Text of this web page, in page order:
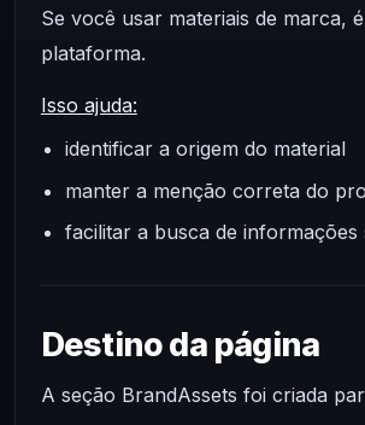
Se você usar materiais de marca,
plataforma.
Isso ajuda:
identificar a origem do material
manter a menção correta do
facilitar a busca de
Destino da página
A seção BrandAssets foi criada